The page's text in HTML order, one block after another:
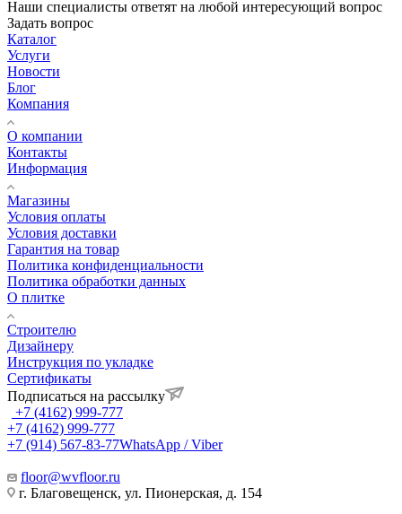
Наши специалисты ответят на любой интересующий вопрос
Задать вопрос
Каталог
Услуги
Новости
Блог
Компания
О компании
Контакты
Информация
Магазины
Условия оплаты
Условия доставки
Гарантия на товар
Политика конфиденциальности
Политика обработки данных
О плитке
Строителю
Дизайнеру
Инструкция по укладке
Сертификаты
Подписаться на рассылку
+7 (4162) 999-777
+7 (4162) 999-777
+7 (914) 567-83-77WhatsApp / Viber
floor@wvfloor.ru
г. Благовещенск, ул. Пионерская, д. 154